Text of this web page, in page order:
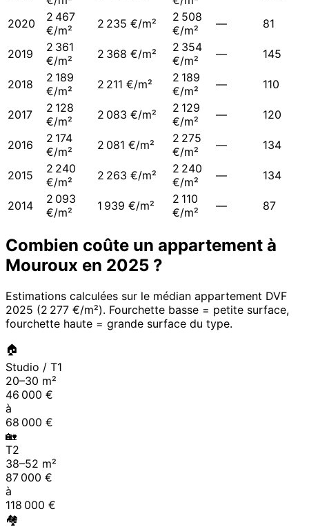
2020
2 467
€/m²
2 235 €/m²
2 508
€/m²
— 81
2019
2 361
€/m²
2 368 €/m²
2 354
€/m²
— 145
2018
2 189
€/m²
2 211 €/m²
2 189
€/m²
— 110
2017
2 128
€/m²
2 083 €/m²
2 129
€/m²
— 120
2016
2 174
€/m²
2 081 €/m²
2 275
€/m²
— 134
2015
2 240
€/m²
2 263 €/m²
2 240
€/m²
— 134
2014
2 093
€/m²
1 939 €/m²
2 110
€/m²
— 87
Combien coûte un appartement à
Mouroux en 2025 ?
Estimations calculées sur le médian appartement DVF
2025 (2 277 €/m²). Fourchette basse = petite surface,
fourchette haute = grande surface du type.
🏠
Studio / T1
20–30 m²
46 000 €
à
68 000 €
🏡
T2
38–52 m²
87 000 €
à
118 000 €
🏘